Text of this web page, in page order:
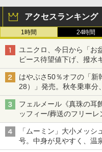
アクセスランキング
1時間 24時間
ユニクロ、今日から「お
ピース待望値下げ、撥水
はやぶさ50％オフの「新
28）」発売。秋冬乗車分
フェルメール《真珠の耳
ッフィー/葬送のフリー
「ムーミン」大小メッ
号。中身が見やすく、温